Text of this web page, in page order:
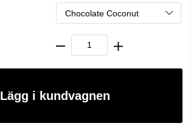
Lägg i kundvagnen